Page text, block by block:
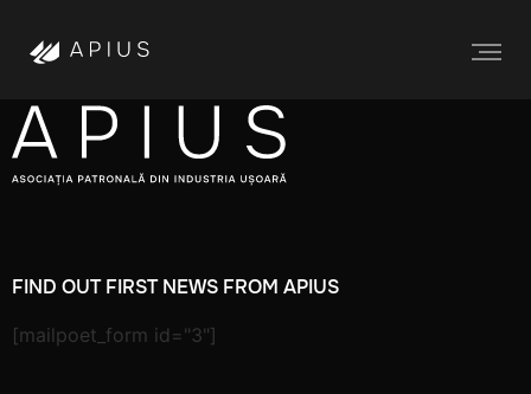
FIND OUT FIRST NEWS FROM APIUS
[mailpoet_form id="3"]